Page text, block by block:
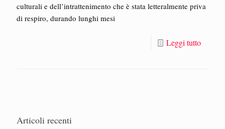
culturali e dell’intrattenimento che è stata letteralmente priva
di respiro, durando lunghi mesi
Leggi tutto
Articoli recenti